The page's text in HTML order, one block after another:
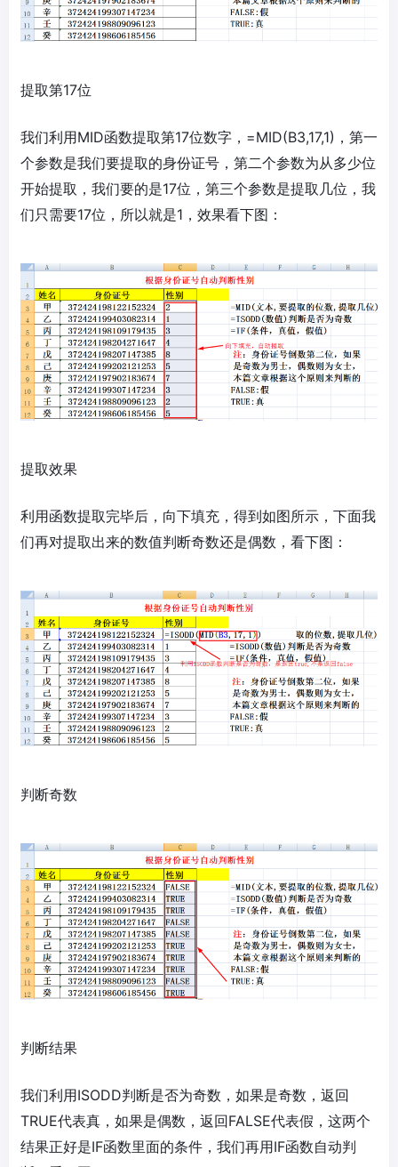
提取第17位
我们利用MID函数提取第17位数字，=MID(B3,17,1)，第一
个参数是我们要提取的身份证号，第二个参数为从多少位
开始提取，我们要的是17位，第三个参数是提取几位，我
们只需要17位，所以就是1，效果看下图：
提取效果
利用函数提取完毕后，向下填充，得到如图所示，下面我
们再对提取出来的数值判断奇数还是偶数，看下图：
判断奇数
判断结果
我们利用ISODD判断是否为奇数，如果是奇数，返回
TRUE代表真，如果是偶数，返回FALSE代表假，这两个
结果正好是IF函数里面的条件，我们再用IF函数自动判